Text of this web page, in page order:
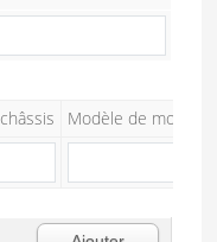
Modèle de moteur